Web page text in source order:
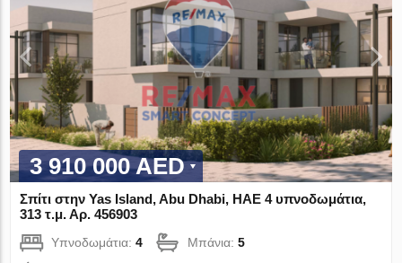
3 910 000 AED
Σπίτι στην Yas Island, Abu Dhabi, ΗΑΕ 4 υπνοδωμάτια,
313 τ.μ. Αρ. 456903
Υπνοδωμάτια:4 Μπάνια:5